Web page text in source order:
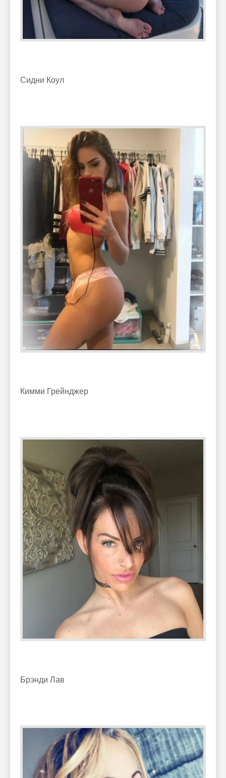
Сидни Коул
Кимми Грейнджер
Брэнди Лав